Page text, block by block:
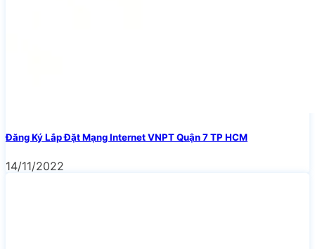
Đăng Ký Lắp Đặt Mạng Internet VNPT Quận 7 TP HCM
14/11/2022